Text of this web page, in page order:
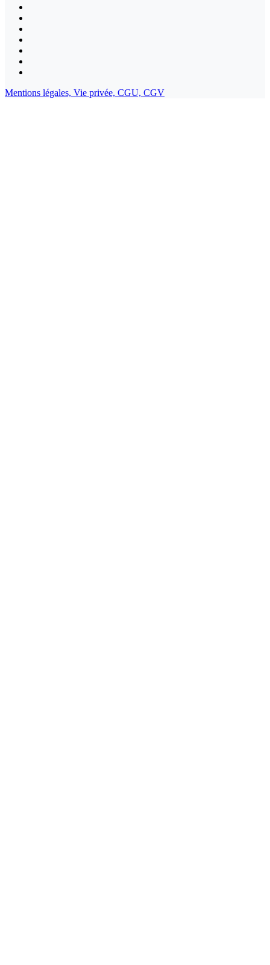
Mentions légales, Vie privée, CGU, CGV